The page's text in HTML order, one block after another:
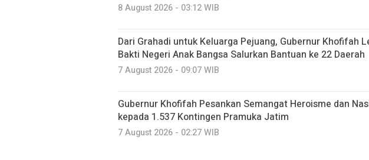
8 August 2026 - 03:12 WIB
Dari Grahadi untuk Keluarga Pejuang, Gubernur Khofifah
Bakti Negeri Anak Bangsa Salurkan Bantuan ke 22 Daerah
7 August 2026 - 09:07 WIB
Gubernur Khofifah Pesankan Semangat Heroisme dan
kepada 1.537 Kontingen Pramuka Jatim
7 August 2026 - 02:27 WIB